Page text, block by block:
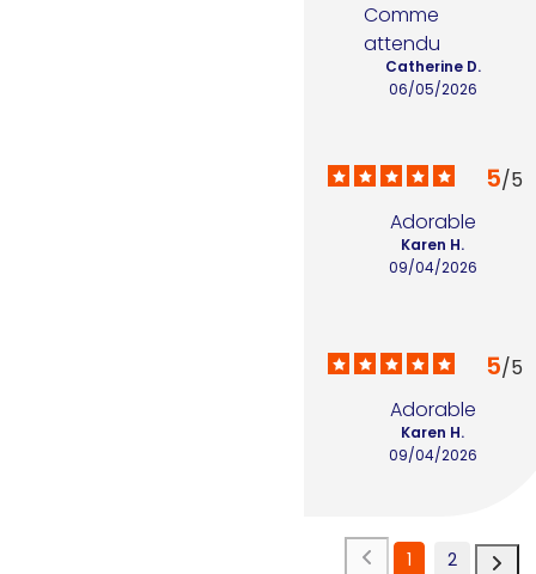
Comme
attendu
06/05/2026
Catherine D.
5/5
Adorable
09/04/2026
Karen H.
5/5
Adorable
09/04/2026
Karen H.
1 2